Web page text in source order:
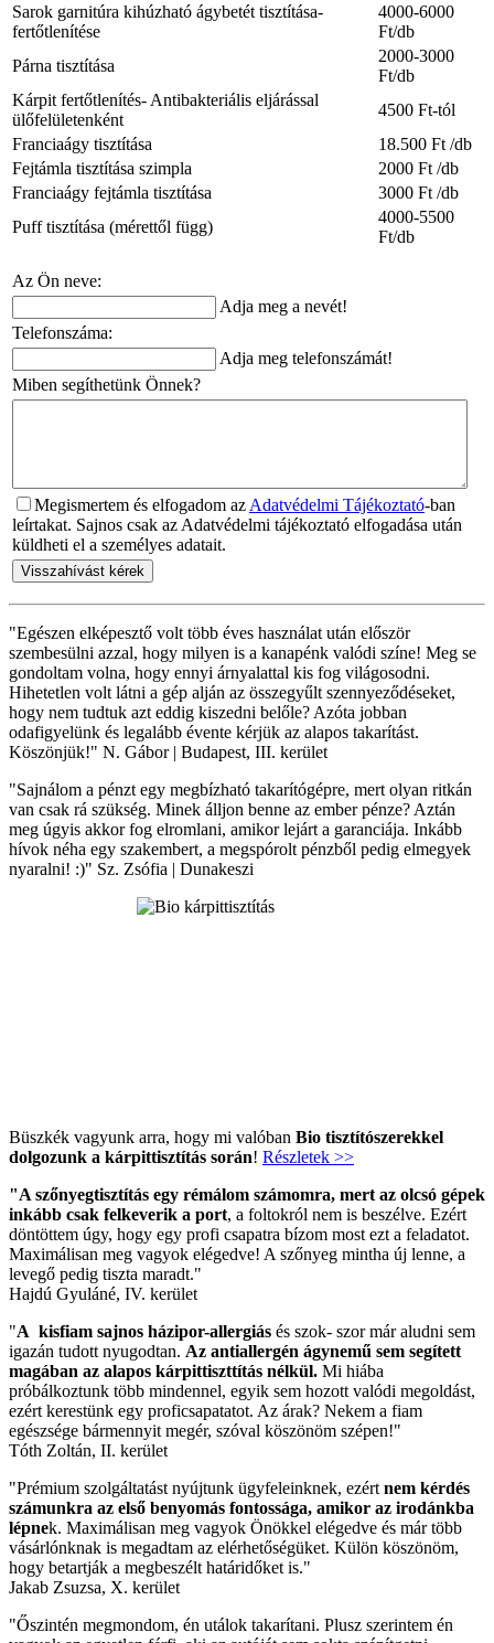
Sarok garnitúra kihúzható ágybetét tisztítása-
fertőtlenítése
4000-6000
Ft/db
Párna tisztítása
2000-3000
Ft/db
Kárpit fertőtlenítés- Antibakteriális eljárással
ülőfelületenként
4500 Ft-tól
Franciaágy tisztítása
18.500 Ft /db
Fejtámla tisztítása szimpla
2000 Ft /db
Franciaágy fejtámla tisztítása
3000 Ft /db
Puff tisztítása (mérettől függ)
4000-5500
Ft/db
Az Ön neve:
Adja meg a nevét!
Telefonszáma:
Adja meg telefonszámát!
Miben segíthetünk Önnek?
Megismertem és elfogadom az Adatvédelmi Tájékoztató-ban
leírtakat. Sajnos csak az Adatvédelmi tájékoztató elfogadása után
küldheti el a személyes adatait.
Visszahívást kérek
"Egészen elképesztő volt több éves használat után először
szembesülni azzal, hogy milyen is a kanapénk valódi színe! Meg se
gondoltam volna, hogy ennyi árnyalattal kis fog világosodni.
Hihetetlen volt látni a gép alján az összegyűlt szennyeződéseket,
hogy nem tudtuk azt eddig kiszedni belőle? Azóta jobban
odafigyelünk és legalább évente kérjük az alapos takarítást.
Köszönjük!" N. Gábor | Budapest, III. kerület
"Sajnálom a pénzt egy megbízható takarítógépre, mert olyan ritkán
van csak rá szükség. Minek álljon benne az ember pénze? Aztán
meg úgyis akkor fog elromlani, amikor lejárt a garanciája. Inkább
hívok néha egy szakembert, a megspórolt pénzből pedig elmegyek
nyaralni! :)" Sz. Zsófia | Dunakeszi
Büszkék vagyunk arra, hogy mi valóban Bio tisztítószerekkel
dolgozunk a kárpittisztítás során! Részletek >>
"A szőnyegtisztítás egy rémálom számomra, mert az olcsó gépek
inkább csak felkeverik a port, a foltokról nem is beszélve. Ezért
döntöttem úgy, hogy egy profi csapatra bízom most ezt a feladatot.
Maximálisan meg vagyok elégedve! A szőnyeg mintha új lenne, a
levegő pedig tiszta maradt."
Hajdú Gyuláné, IV. kerület
"A kisfiam sajnos házipor-allergiás és szok- szor már aludni sem
igazán tudott nyugodtan. Az antiallergén ágynemű sem segített
magában az alapos kárpittiszttítás nélkül. Mi hiába
próbálkoztunk több mindennel, egyik sem hozott valódi megoldást,
ezért kerestünk egy proficsapatatot. Az árak? Nekem a fiam
egészsége bármennyit megér, szóval köszönöm szépen!"
Tóth Zoltán, II. kerület
"Prémium szolgáltatást nyújtunk ügyfeleinknek, ezért nem kérdés
számunkra az első benyomás fontossága, amikor az irodánkba
lépnek. Maximálisan meg vagyok Önökkel elégedve és már több
vásárlónknak is megadtam az elérhetőségüket. Külön köszönöm,
hogy betartják a megbeszélt határidőket is."
Jakab Zsuzsa, X. kerület
"Őszintén megmondom, én utálok takarítani. Plusz szerintem én